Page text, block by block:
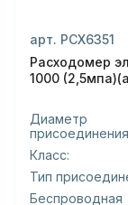
арт. РСХ6351
Расходомер
1000
Диаметр
Класс:
Тип
Беспроводная